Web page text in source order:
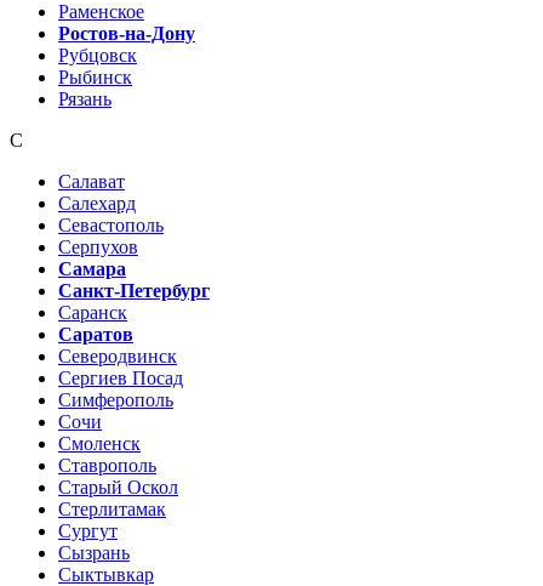
Раменское
Ростов-на-Дону
Рубцовск
Рыбинск
Рязань
С
Салават
Салехард
Севастополь
Серпухов
Самара
Санкт-Петербург
Саранск
Саратов
Северодвинск
Сергиев Посад
Симферополь
Сочи
Смоленск
Ставрополь
Старый Оскол
Стерлитамак
Сургут
Сызрань
Сыктывкар